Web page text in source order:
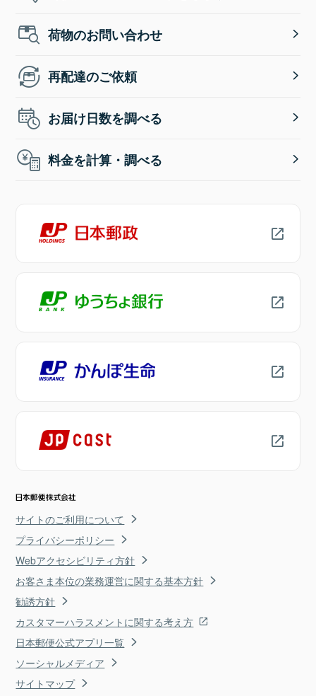
荷物のお問い合わせ
再配達のご依頼
お届け日数を調べる
料金を計算・調べる
サイトのご利用について
プライバシーポリシー
Webアクセシビリティ方針
お客さま本位の業務運営に関する基本方針
勧誘方針
カスタマーハラスメントに関する考え方
日本郵便公式アプリ一覧
ソーシャルメディア
サイトマップ